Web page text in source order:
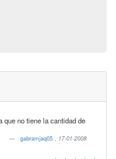
no tiene la cantidad de
gabramjaq05 , 17-01-2008